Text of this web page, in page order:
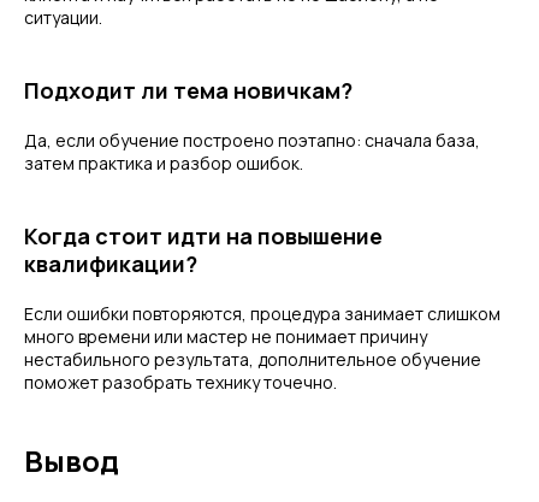
ситуации.
Подходит ли тема новичкам?
Да, если обучение построено поэтапно: сначала база,
затем практика и разбор ошибок.
Когда стоит идти на повышение
квалификации?
Если ошибки повторяются, процедура занимает слишком
много времени или мастер не понимает причину
нестабильного результата, дополнительное обучение
поможет разобрать технику точечно.
Вывод